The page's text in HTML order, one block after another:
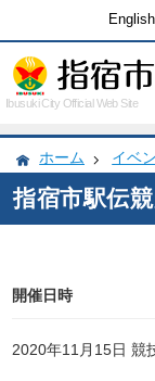
English
Ibusuki City Official Web Site
ホーム イベ
指宿市駅伝
開催日時
2020年11月15日 競